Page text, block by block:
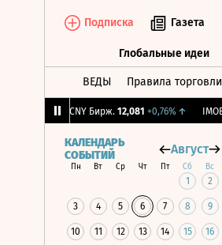
Подписка Газета
Глобальные идеи
ВЕДЫ Правила торговли
CNY Бирж. 12,081 +0,76%↑ IMOEX
КАЛЕНДАРЬ
СОБЫТИЙ
Август
Пн Вт Ср Чт Пт Сб Вс
1 2
3 4 5 6 7 8 9
10 11 12 13 14 15 16